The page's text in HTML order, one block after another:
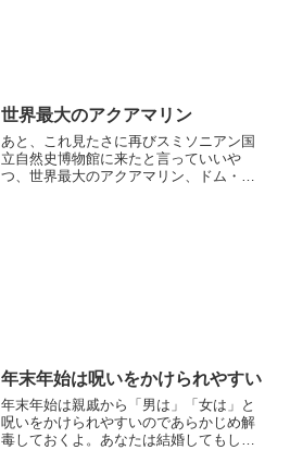
世界最大のアクアマリン
あと、これ見たさに再びスミソニアン国
立自然史博物館に来たと言っていいや
つ、世界最大のアクアマリン、ドム・ペ
年末年始は呪いをかけられやすい
年末年始は親戚から「男は」「女は」と
呪いをかけられやすいのであらかじめ解
毒しておくよ。あなたは結婚してもしな